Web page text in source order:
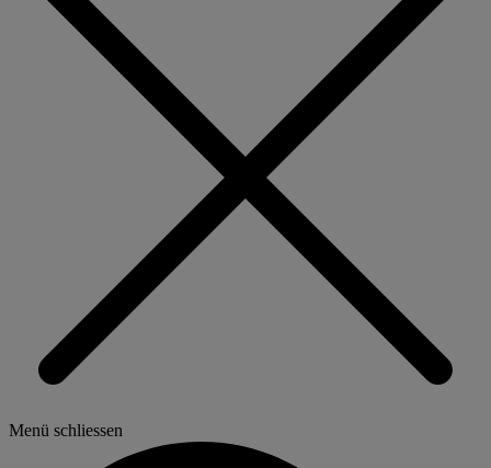
Menü schliessen